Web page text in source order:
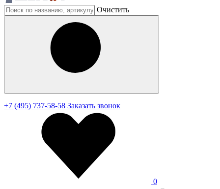
Очистить
+7 (495) 737-58-58 Заказать звонок
0